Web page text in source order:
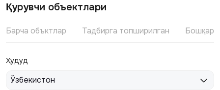
Қурувчи объектлари
Барча объктлар Тадбирга топширилган
Ҳудуд
Ўзбекистон